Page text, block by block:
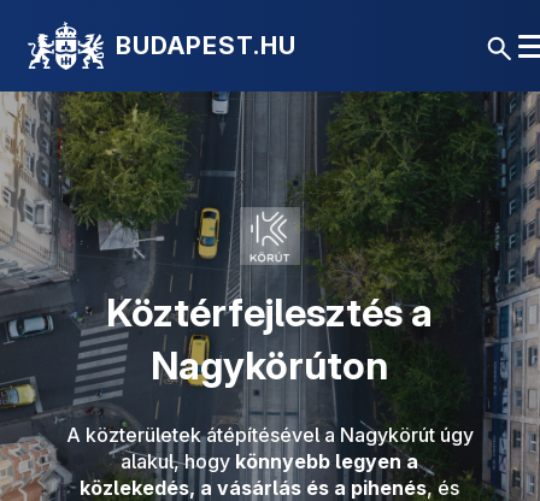
BUDAPEST.HU
Köztérfejlesztés a
Nagykörúton
A közterületek átépítésével a Nagykörút úgy
alakul, hogy könnyebb legyen a
közlekedés, a vásárlás és a pihenés, és